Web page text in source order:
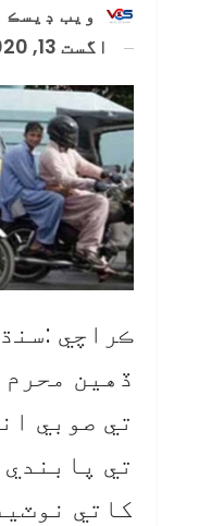
ويب ڊيسڪ
اگست 13, 2020
ڪراچي
ڏهين
تي صوبي
تي
کاتي